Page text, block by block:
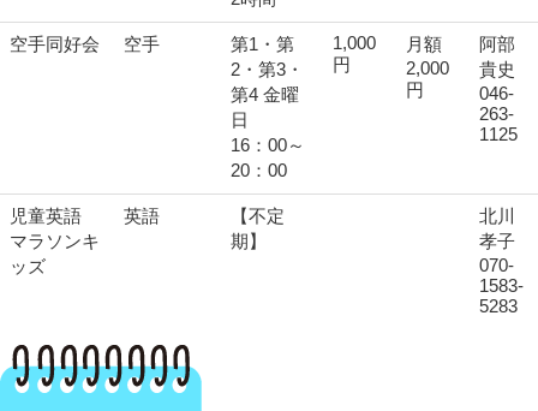
空手同好会 空手
第1・第
2・第3・
第4 金曜
日
16：00～
20：00
1,000
円
月額
2,000
円
阿部
貴史
046-
263-
1125
児童英語
マラソンキ
ッズ
英語
【不定
期】
北川
孝子
070-
1583-
5283